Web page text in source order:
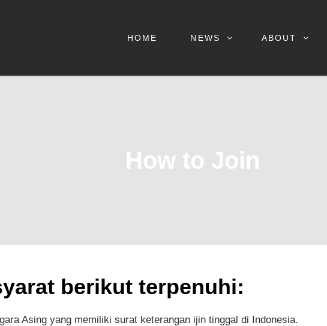
HOME NEWS ABOUT
How to Join
berikut terpenuhi:
Asing yang memiliki surat keterangan ijin tinggal di Indonesia.